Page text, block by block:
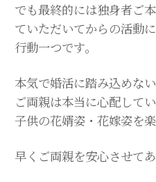
でも最終的には独身者ご
ていただいてからの活動
行動一つです。
本気で婚活に踏み込めな
ご両親は本当に心配して
子供の花婿姿・花嫁姿を
早くご両親を安心させてあ